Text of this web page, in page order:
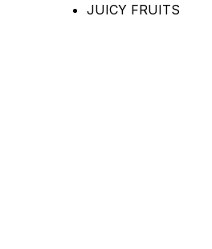
JUICY FRUITS